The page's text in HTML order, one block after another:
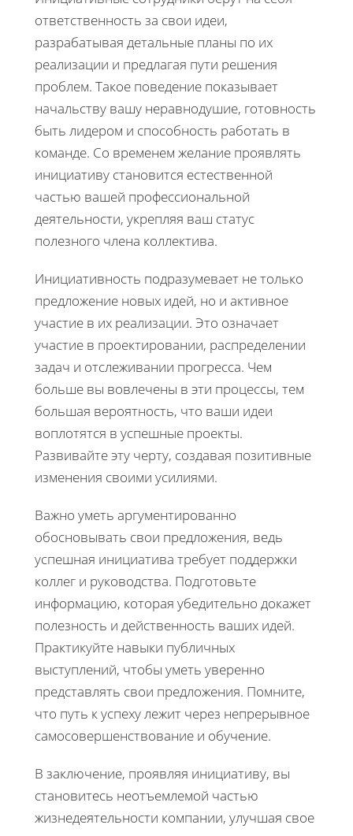
ответственность за свои идеи,
разрабатывая детальные планы по их
реализации и предлагая пути решения
проблем. Такое поведение показывает
начальству вашу неравнодушие, готовность
быть лидером и способность работать в
команде. Со временем желание проявлять
инициативу становится естественной
частью вашей профессиональной
деятельности, укрепляя ваш статус
полезного члена коллектива.
Инициативность подразумевает не только
предложение новых идей, но и активное
участие в их реализации. Это означает
участие в проектировании, распределении
задач и отслеживании прогресса. Чем
больше вы вовлечены в эти процессы, тем
большая вероятность, что ваши идеи
воплотятся в успешные проекты.
Развивайте эту черту, создавая позитивные
изменения своими усилиями.
Важно уметь аргументированно
обосновывать свои предложения, ведь
успешная инициатива требует поддержки
коллег и руководства. Подготовьте
информацию, которая убедительно докажет
полезность и действенность ваших идей.
Практикуйте навыки публичных
выступлений, чтобы уметь уверенно
представлять свои предложения. Помните,
что путь к успеху лежит через непрерывное
самосовершенствование и обучение.
В заключение, проявляя инициативу, вы
становитесь неотъемлемой частью
жизнедеятельности компании, улучшая свое